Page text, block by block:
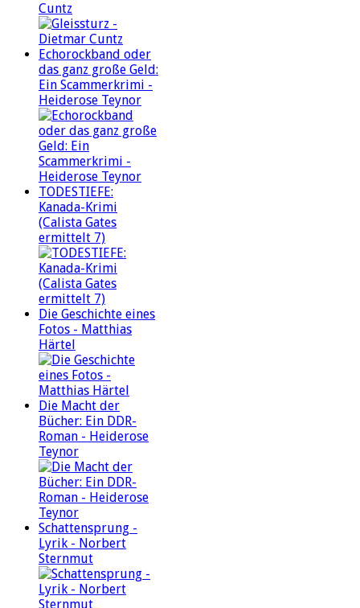
Cuntz
Echorockband oder
das ganz große Geld:
Ein Scammerkrimi -
Heiderose Teynor
TODESTIEFE:
Kanada-Krimi
(Calista Gates
ermittelt 7)
Die Geschichte eines
Fotos - Matthias
Härtel
Die Macht der
Bücher: Ein DDR-
Roman - Heiderose
Teynor
Schattensprung -
Lyrik - Norbert
Sternmut